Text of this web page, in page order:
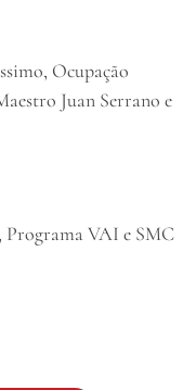
Ocupação
Juan Serrano e
VAI e SMC